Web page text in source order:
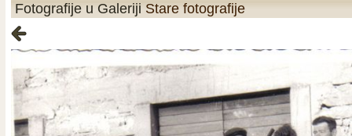
Fotografije u Galeriji Stare fotografije